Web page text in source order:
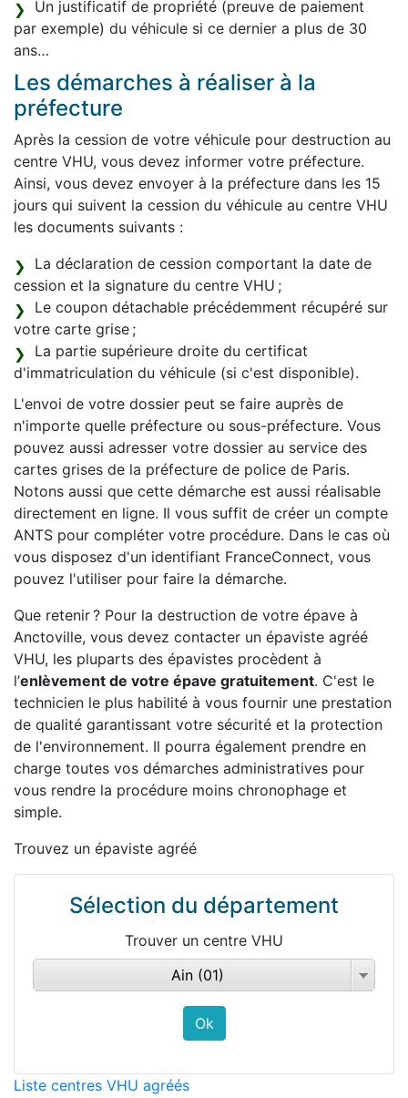
Un justificatif de propriété (preuve de paiement
par exemple) du véhicule si ce dernier a plus de 30
ans…
Les démarches à réaliser à la
préfecture
Après la cession de votre véhicule pour destruction au
centre VHU, vous devez informer votre préfecture.
Ainsi, vous devez envoyer à la préfecture dans les 15
jours qui suivent la cession du véhicule au centre VHU
les documents suivants :
La déclaration de cession comportant la date de
cession et la signature du centre VHU ;
Le coupon détachable précédemment récupéré sur
votre carte grise ;
La partie supérieure droite du certificat
d'immatriculation du véhicule (si c'est disponible).
L'envoi de votre dossier peut se faire auprès de
n'importe quelle préfecture ou sous-préfecture. Vous
pouvez aussi adresser votre dossier au service des
cartes grises de la préfecture de police de Paris.
Notons aussi que cette démarche est aussi réalisable
directement en ligne. Il vous suffit de créer un compte
ANTS pour compléter votre procédure. Dans le cas où
vous disposez d'un identifiant FranceConnect, vous
pouvez l'utiliser pour faire la démarche.
Que retenir ? Pour la destruction de votre épave à
Anctoville, vous devez contacter un épaviste agréé
VHU, les pluparts des épavistes procèdent à
l’enlèvement de votre épave gratuitement. C'est le
technicien le plus habilité à vous fournir une prestation
de qualité garantissant votre sécurité et la protection
de l'environnement. Il pourra également prendre en
charge toutes vos démarches administratives pour
vous rendre la procédure moins chronophage et
simple.
Trouvez un épaviste agréé
Sélection du département
Trouver un centre VHU
Ain (01)
Liste centres VHU agréés